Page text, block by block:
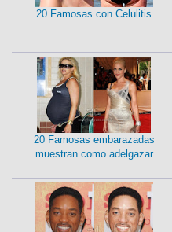
20 Famosas con Celulitis
20 Famosas embarazadas
muestran como adelgazar